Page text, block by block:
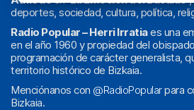
deportes, sociedad, cultura, política,
Radio Popular – Herri Irratiaes una
en el año 1960 y propiedad del
programación de carácter generalista,
territorio histórico de Bizkaia.
Menciónanos con @RadioPopularpara
Bizkaia.